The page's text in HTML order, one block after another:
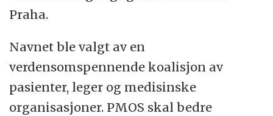
Praha.
Navnet ble valgt av en
verdensomspennende koalisjon av
pasienter, leger og medisinske
organisasjoner. PMOS skal bedre